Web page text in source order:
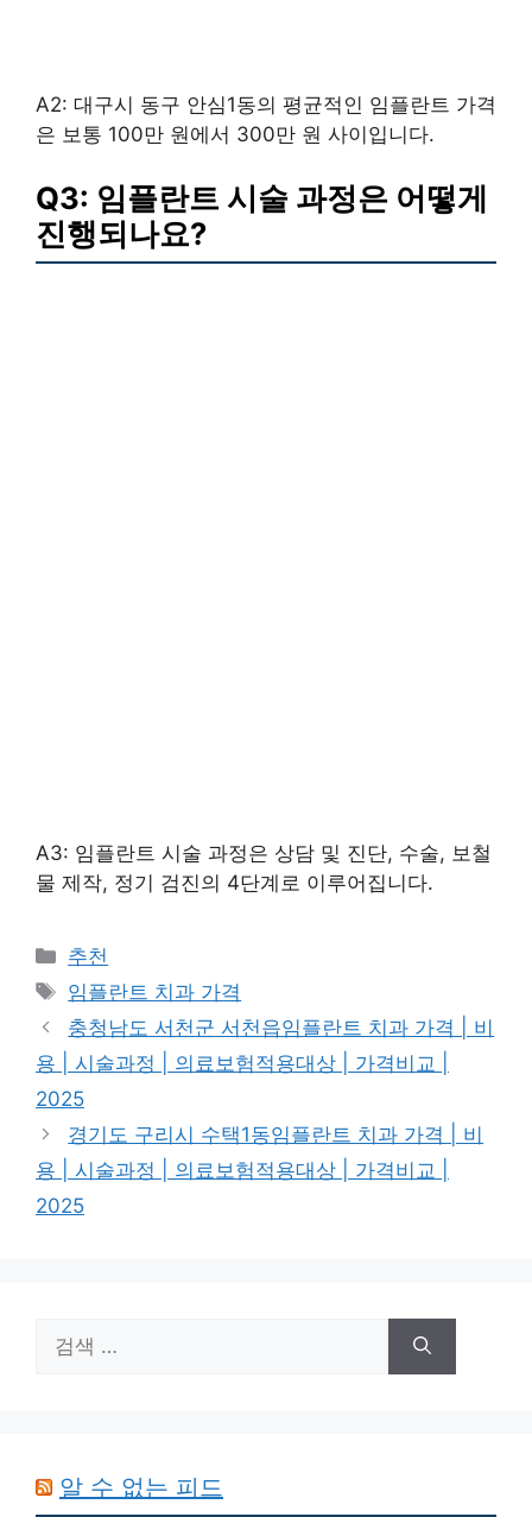
A2: 대구시 동구 안심1동의 평균적인 임플란트 가격
은 보통 100만 원에서 300만 원 사이입니다.
Q3: 임플란트 시술 과정은 어떻게
진행되나요?
A3: 임플란트 시술 과정은 상담 및 진단, 수술, 보철
물 제작, 정기 검진의 4단계로 이루어집니다.
카
테
고
리
추천
태
그
임플란트 치과 가격
충청남도 서천군 서천읍임플란트 치과 가격 | 비
용 | 시술과정 | 의료보험적용대상 | 가격비교 |
2025
경기도 구리시 수택1동임플란트 치과 가격 | 비
용 | 시술과정 | 의료보험적용대상 | 가격비교 |
2025
색:
알 수 없는 피드